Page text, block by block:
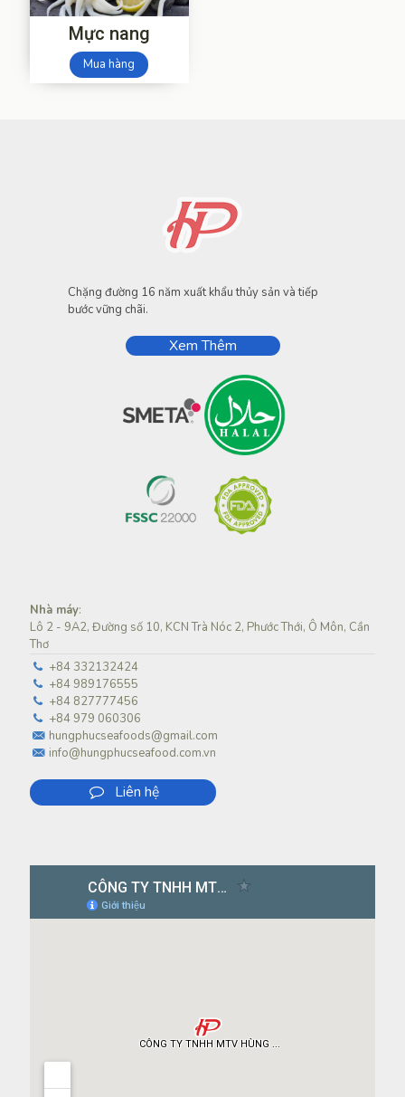
Mực nang
Mua hàng
Chặng đường 16 năm xuất khẩu thủy sản và tiếp
bước vững chãi.
Xem Thêm
Nhà máy:
Lô 2 - 9A2, Đường số 10, KCN Trà Nóc 2, Phước Thới, Ô Môn, Cần
Thơ
+84 332132424
+84 989176555
+84 827777456
+84 979 060306
hungphucseafoods@gmail.com
info@hungphucseafood.com.vn
Liên hệ